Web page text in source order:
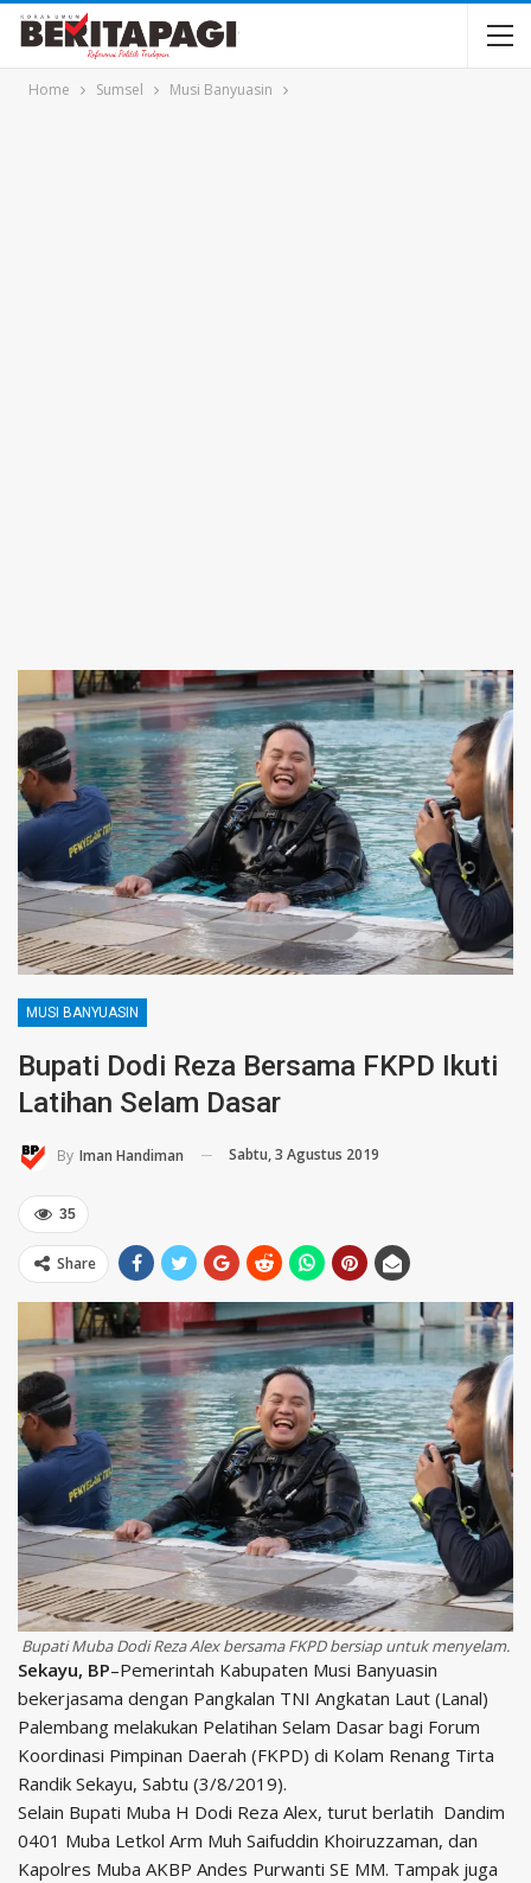
Home Sumsel Musi Banyuasin
MUSI BANYUASIN
Bupati Dodi Reza Bersama FKPD Ikuti
Latihan Selam Dasar
By Iman Handiman Sabtu, 3 Agustus 2019
35
Share
Bupati Muba Dodi Reza Alex bersama FKPD bersiap untuk menyelam.
Sekayu, BP–Pemerintah Kabupaten Musi Banyuasin
bekerjasama dengan Pangkalan TNI Angkatan Laut (Lanal)
Palembang melakukan Pelatihan Selam Dasar bagi Forum
Koordinasi Pimpinan Daerah (FKPD) di Kolam Renang Tirta
Randik Sekayu, Sabtu (3/8/2019).
Selain Bupati Muba H Dodi Reza Alex, turut berlatih Dandim
0401 Muba Letkol Arm Muh Saifuddin Khoiruzzaman, dan
Kapolres Muba AKBP Andes Purwanti SE MM. Tampak juga